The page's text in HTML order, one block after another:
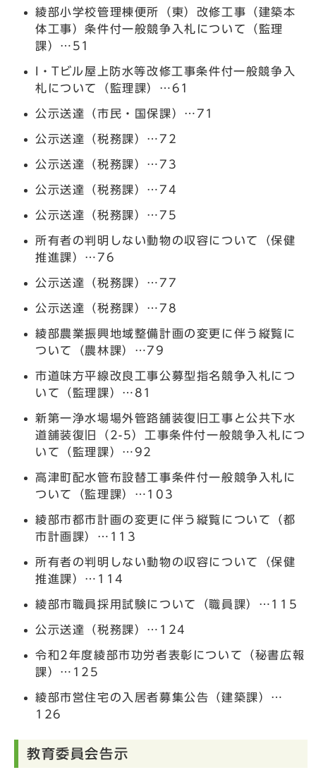
綾部小学校管理棟便所（東）改修工事（建築本
体工事）条件付一般競争入札について（監理
課）…51
I・Tビル屋上防水等改修工事条件付一般競争入
札について（監理課）…61
公示送達（市民・国保課）…71
公示送達（税務課）…72
公示送達（税務課）…73
公示送達（税務課）…74
公示送達（税務課）…75
所有者の判明しない動物の収容について（保健
推進課）…76
公示送達（税務課）…77
公示送達（税務課）…78
綾部農業振興地域整備計画の変更に伴う縦覧に
ついて（農林課）…79
市道味方平線改良工事公募型指名競争入札につ
いて（監理課）…81
新第一浄水場場外管路舗装復旧工事と公共下水
道舗装復旧（2-5）工事条件付一般競争入札につ
いて（監理課）…92
高津町配水管布設替工事条件付一般競争入札に
ついて（監理課）…103
綾部市都市計画の変更に伴う縦覧について（都
市計画課）…113
所有者の判明しない動物の収容について（保健
推進課）…114
綾部市職員採用試験について（職員課）…115
公示送達（税務課）…124
令和2年度綾部市功労者表彰について（秘書広報
課）…125
綾部市営住宅の入居者募集公告（建築課）…
126
教育委員会告示